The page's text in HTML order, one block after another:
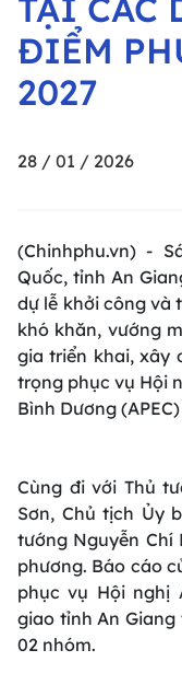
TẠI CÁC
ĐIỂM
2027
28 / 01 / 2026
(Chinhphu.vn) -
Quốc, tỉnh An
dự lễ khởi công và
khó khăn, vướng
gia triển khai, xây
trọng phục vụ Hội
Bình Dương
Cùng đi với Thủ
Sơn, Chủ tịch Ủy
tướng Nguyễn Chí
phương. Báo cáo
phục vụ Hội nghị
giao tỉnh An
02 nhóm.